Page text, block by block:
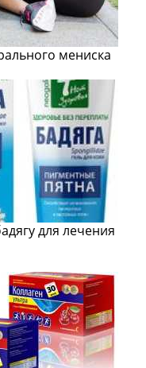
мениска
для лечения